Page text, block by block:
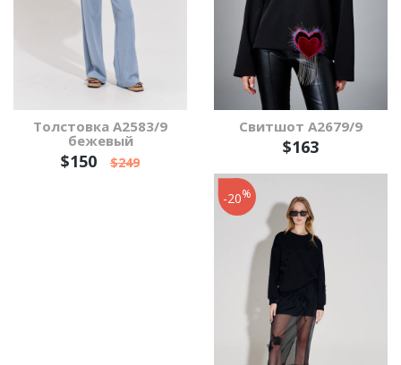
Толстовка А2583/9
бежевый
$150 $249
Свитшот А2679/9
$163
-20%